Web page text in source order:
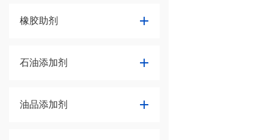
橡胶助剂
石油添加剂
油品添加剂